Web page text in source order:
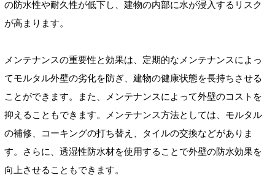
の防水性や耐久性が低下し、建物の内部に水が浸入するリスク
が高まります。
メンテナンスの重要性と効果は、定期的なメンテナンスによっ
てモルタル外壁の劣化を防ぎ、建物の健康状態を長持ちさせる
ことができます。また、メンテナンスによって外壁のコストを
抑えることもできます。メンテナンス方法としては、モルタル
の補修、コーキングの打ち替え、タイルの交換などがありま
す。さらに、透湿性防水材を使用することで外壁の防水効果を
向上させることもできます。